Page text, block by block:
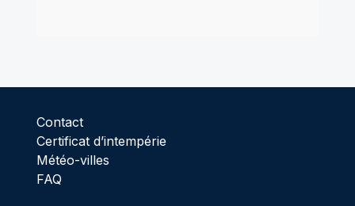
Contact
Certificat d’intempérie
Météo-villes
FAQ